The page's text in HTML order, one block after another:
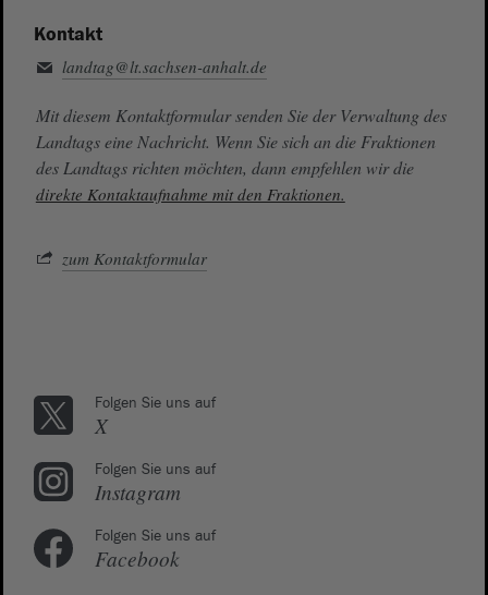
Kontakt
landtag@lt.sachsen-anhalt.de
Mit diesem Kontaktformular senden Sie der Verwaltung des
Landtags eine Nachricht. Wenn Sie sich an die Fraktionen
des Landtags richten möchten, dann empfehlen wir die
direkte Kontaktaufnahme mit den Fraktionen.
zum Kontaktformular
Folgen Sie uns auf
X
Folgen Sie uns auf
Instagram
Folgen Sie uns auf
Facebook